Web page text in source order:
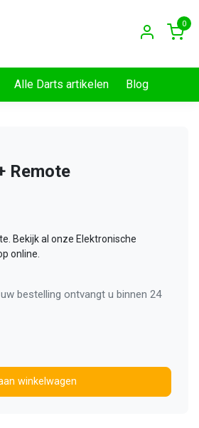
0
Alle Darts artikelen Blog
Remote
Bekijk al onze Elektronische
online.
bestelling ontvangt u binnen 24
winkelwagen